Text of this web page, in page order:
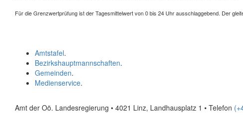
Für die Grenzwertprüfung ist der Tagesmittelwert von 0 bis 24 Uhr ausschlaggebend. Der
Amtstafel.
Bezirkshauptmannschaften.
Gemeinden.
Medienservice.
Amt der Oö. Landesregierung • 4021 Linz, Landhausplatz 1 • Telefon